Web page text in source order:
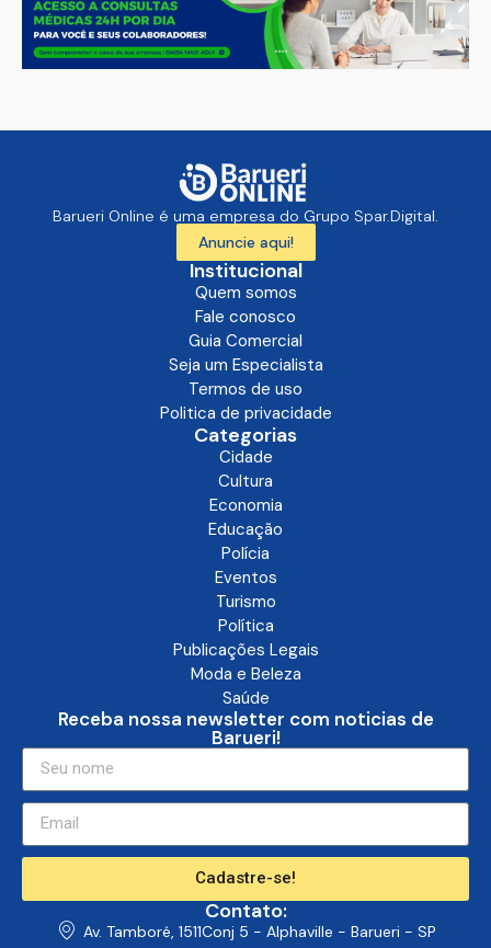
Barueri Online é uma empresa do Grupo Spar.Digital.
Anuncie aqui!
Institucional
Quem somos
Fale conosco
Guia Comercial
Seja um Especialista
Termos de uso
Politica de privacidade
Categorias
Cidade
Cultura
Economia
Educação
Polícia
Eventos
Turismo
Política
Publicações Legais
Moda e Beleza
Saúde
Receba nossa newsletter com noticias de
Barueri!
Cadastre-se!
Contato:
Av. Tamboré, 1511Conj 5 - Alphaville - Barueri - SP